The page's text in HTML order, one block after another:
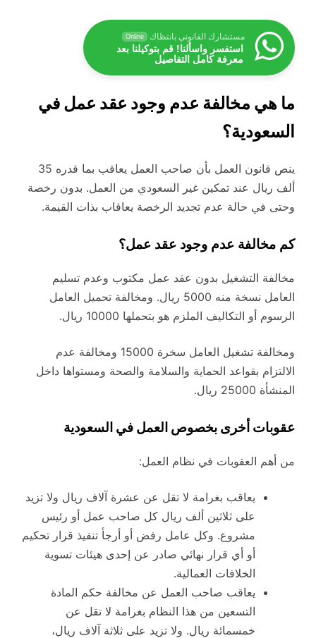
مستشارك القانوني بانتظاك Online
استفسر واسألنا! قم بتوكيلنا بعد
معرفة كامل التفاصيل
ما هي مخالفة عدم وجود عقد عمل في
السعودية؟
ينص قانون العمل بأن صاحب العمل يعاقب بما قدره 35
ألف ريال عند تمكين غير السعودي من العمل. بدون رخصة
وحتى في حالة عدم تجديد الرخصة يعاقاب بذات القيمة.
كم مخالفة عدم وجود عقد عمل؟
مخالفة التشغيل بدون عقد عمل مكتوب وعدم تسليم
العامل نسخة منه 5000 ريال. ومخالفة تحميل العامل
الرسوم أو التكاليف الملزم هو بتحملها 10000 ريال.
ومخالفة تشغيل العامل سخرة 15000 ومخالفة عدم
الالتزام بقواعد الحماية والسلامة والصحة ومستواها داخل
المنشأة 25000 ريال.
عقوبات أخرى بخصوص العمل في السعودية
من أهم العقوبات في نظام العمل:
يعاقب بغرامة لا تقل عن عشرة آلاف ريال ولا تزيد
على ثلاثين ألف ريال كل صاحب عمل أو رئيس
مشروع. وكل عامل رفض أو أرجأ تنفيذ قرار تحكيم
أو أي قرار نهائي صادر عن إحدى هيئات تسوية
الخلافات العمالية.
يعاقب صاحب العمل عن مخالفة حكم المادة
التسعين من هذا النظام بغرامة لا تقل عن
خمسمائة ريال. ولا تزيد على ثلاثة آلاف ريال،